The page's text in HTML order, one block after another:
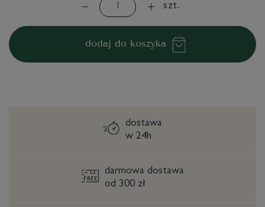
szt.
dodaj do koszyka
dostawa
w 24h
darmowa dostawa
od 300 zł